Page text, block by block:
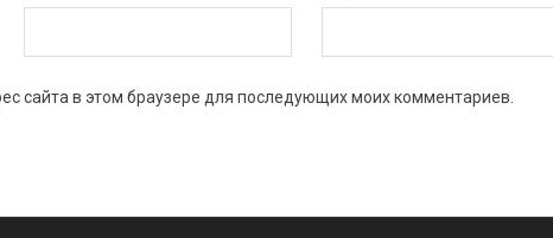
сайта в этом браузере для последующих моих комментариев.